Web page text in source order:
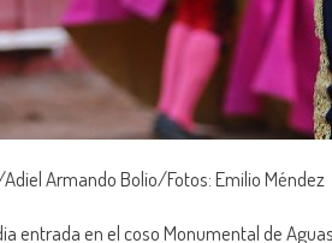
Armando Bolio/Fotos: Emilio Méndez
entrada en el coso Monumental de